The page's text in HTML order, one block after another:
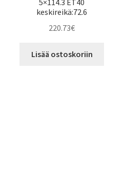
5×114.3 ET40
keskireikä:72.6
220.73€
Lisää ostoskoriin